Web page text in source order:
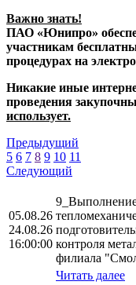
Важно знать!
ПАО «Юнипро»
участникам
процедурах на
Никакие иные
проведения
использует.
Предыдущий
5 6 7 8 9 10 11
Следующий
05.08.26
24.08.26
16:00:00 контроля
филиала
Читать далее